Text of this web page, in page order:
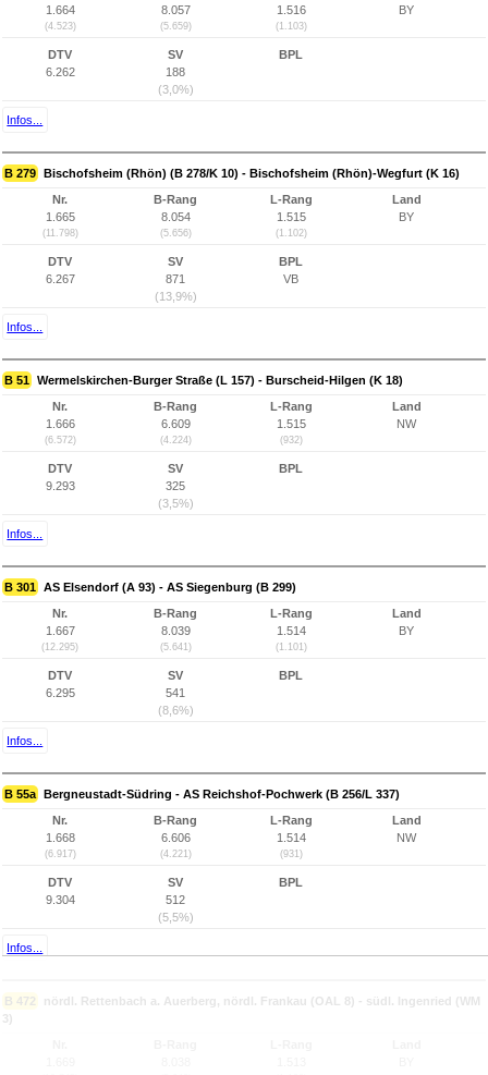
1.664
(4.523)
8.057
(5.659)
1.516
(1.103)
BY
DTV
6.262
SV
188
(3,0%)
BPL
Infos...
B 279 Bischofsheim (Rhön) (B 278/K 10) - Bischofsheim (Rhön)-Wegfurt (K 16)
Nr.
1.665
(11.798)
B-Rang
8.054
(5.656)
L-Rang
1.515
(1.102)
Land
BY
DTV
6.267
SV
871
(13,9%)
BPL
VB
Infos...
B 51 Wermelskirchen-Burger Straße (L 157) - Burscheid-Hilgen (K 18)
Nr.
1.666
(6.572)
B-Rang
6.609
(4.224)
L-Rang
1.515
(932)
Land
NW
DTV
9.293
SV
325
(3,5%)
BPL
Infos...
B 301 AS Elsendorf (A 93) - AS Siegenburg (B 299)
Nr.
1.667
(12.295)
B-Rang
8.039
(5.641)
L-Rang
1.514
(1.101)
Land
BY
DTV
6.295
SV
541
(8,6%)
BPL
Infos...
B 55a Bergneustadt-Südring - AS Reichshof-Pochwerk (B 256/L 337)
Nr.
1.668
(6.917)
B-Rang
6.606
(4.221)
L-Rang
1.514
(931)
Land
NW
DTV
9.304
SV
512
(5,5%)
BPL
Infos...
B 472
nördl. Rettenbach a. Auerberg, nördl. Frankau (OAL 8) - südl. Ingenried (WM
3)